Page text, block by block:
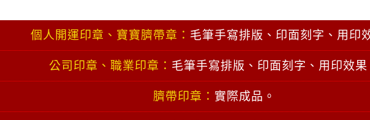
個人開運印章、寶寶臍帶章： 毛筆手寫排版、印面刻字、用印
公司印章、職業印章： 毛筆手寫排版、印面刻字、用印效果
臍帶印章： 實際成品。